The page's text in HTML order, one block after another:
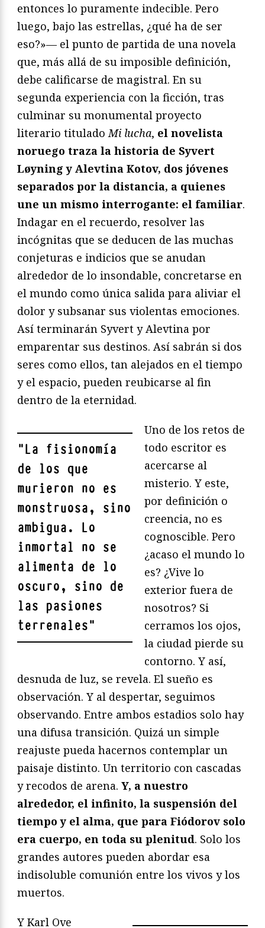
entonces lo puramente indecible. Pero
luego, bajo las estrellas, ¿qué ha de ser
eso?»— el punto de partida de una novela
que, más allá de su imposible definición,
debe calificarse de magistral. En su
segunda experiencia con la ficción, tras
culminar su monumental proyecto
literario titulado Mi lucha, el novelista
noruego traza la historia de Syvert
Løyning y Alevtina Kotov, dos jóvenes
separados por la distancia, a quienes
une un mismo interrogante: el familiar.
Indagar en el recuerdo, resolver las
incógnitas que se deducen de las muchas
conjeturas e indicios que se anudan
alrededor de lo insondable, concretarse en
el mundo como única salida para aliviar el
dolor y subsanar sus violentas emociones.
Así terminarán Syvert y Alevtina por
emparentar sus destinos. Así sabrán si dos
seres como ellos, tan alejados en el tiempo
y el espacio, pueden reubicarse al fin
dentro de la eternidad.
"La fisionomía
de los que
murieron no es
monstruosa, sino
ambigua. Lo
inmortal no se
alimenta de lo
oscuro, sino de
las pasiones
terrenales"
Uno de los retos de
todo escritor es
acercarse al
misterio. Y este,
por definición o
creencia, no es
cognoscible. Pero
¿acaso el mundo lo
es? ¿Vive lo
exterior fuera de
nosotros? Si
cerramos los ojos,
la ciudad pierde su
contorno. Y así,
desnuda de luz, se revela. El sueño es
observación. Y al despertar, seguimos
observando. Entre ambos estadios solo hay
una difusa transición. Quizá un simple
reajuste pueda hacernos contemplar un
paisaje distinto. Un territorio con cascadas
y recodos de arena. Y, a nuestro
alrededor, el infinito, la suspensión del
tiempo y el alma, que para Fiódorov solo
era cuerpo, en toda su plenitud. Solo los
grandes autores pueden abordar esa
indisoluble comunión entre los vivos y los
muertos.
Y Karl Ove